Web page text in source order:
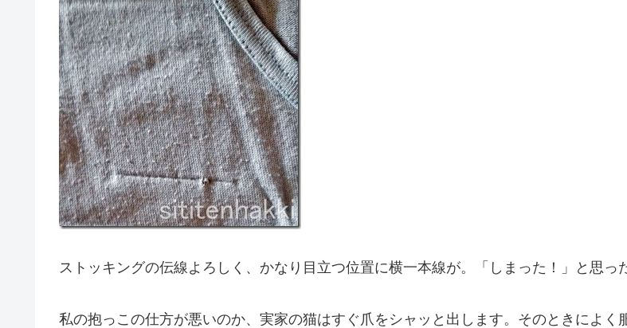
ストッキングの伝線よろしく、かなり目立つ位置に横一本線が。「しまった！」と思っ
私の抱っこの仕方が悪いのか、実家の猫はすぐ爪をシャッと出します。そのときによ